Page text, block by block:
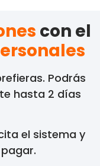
con el
Podrás
hasta 2 días
el sistema y